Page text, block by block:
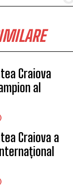
Craiova
al
Craiova a